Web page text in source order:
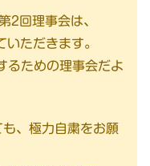
2回理事会は、
ただきます。
るための理事会だよ
、極力自粛をお願